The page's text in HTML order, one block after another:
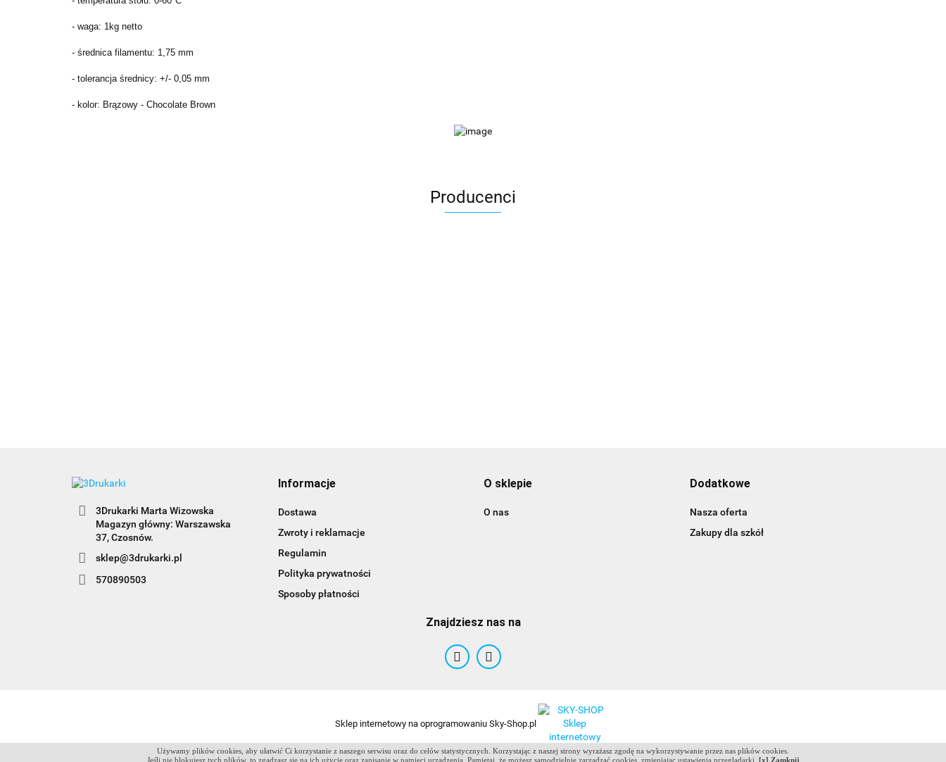
Używamy plików cookies, aby ułatwić Ci korzystanie z naszego serwisu oraz do celów statystycznych. Korzystając z naszej strony wyrażasz zgodę na wykorzystywanie przez nas plików cookies.
Jeśli nie blokujesz tych plików, to zgadzasz się na ich użycie oraz zapisanie w pamięci urządzenia. Pamiętaj, że możesz samodzielnie zarządzać cookies, zmieniając ustawienia przeglądarki. [x] Zamknij
- waga: 1kg netto
- średnica filamentu: 1,75 mm
- tolerancja średnicy: +/- 0,05 mm
- kolor: Brązowy - Chocolate Brown
Producenci
ANTCLABS
3Drukarki Marta Wizowska
Magazyn główny: Warszawska
sklep@3drukarki.pl
570890503
Informacje
Dostawa
Zwroty i reklamacje
Regulamin
Polityka prywatności
Sposoby płatności
O sklepie
O nas
Dodatkowe
Nasza oferta
Zakupy dla szkół
Znajdziesz nas na
Sklep internetowy na oprogramowaniu Sky-Shop.pl